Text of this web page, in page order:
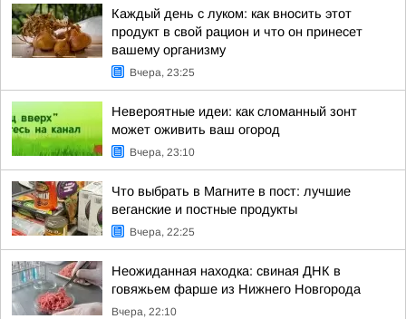
Каждый день с луком: как вносить этот
продукт в свой рацион и что он принесет
вашему организму
Вчера, 23:25
Невероятные идеи: как сломанный зонт
может оживить ваш огород
Вчера, 23:10
Что выбрать в Магните в пост: лучшие
веганские и постные продукты
Вчера, 22:25
Неожиданная находка: свиная ДНК в
говяжьем фарше из Нижнего Новгорода
Вчера, 22:10